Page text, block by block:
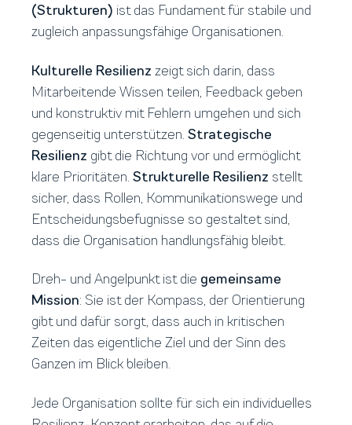
(Strukturen) ist das Fundament für stabile und
zugleich anpassungsfähige Organisationen.
Kulturelle Resilienz zeigt sich darin, dass
Mitarbeitende Wissen teilen, Feedback geben
und konstruktiv mit Fehlern umgehen und sich
gegenseitig unterstützen. Strategische
Resilienz gibt die Richtung vor und ermöglicht
klare Prioritäten. Strukturelle Resilienz stellt
sicher, dass Rollen, Kommunikationswege und
Entscheidungsbefugnisse so gestaltet sind,
dass die Organisation handlungsfähig bleibt.
Dreh- und Angelpunkt ist die gemeinsame
Mission: Sie ist der Kompass, der Orientierung
gibt und dafür sorgt, dass auch in kritischen
Zeiten das eigentliche Ziel und der Sinn des
Ganzen im Blick bleiben.
Jede Organisation sollte für sich ein individuelles